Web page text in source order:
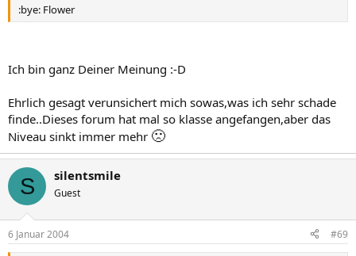
:bye: Flower
Ich bin ganz Deiner Meinung :-D
Ehrlich gesagt verunsichert mich sowas,was ich sehr schade
finde..Dieses forum hat mal so klasse angefangen,aber das
Niveau sinkt immer mehr 🙁
S silentsmile
Guest
6 Januar 2004 #69